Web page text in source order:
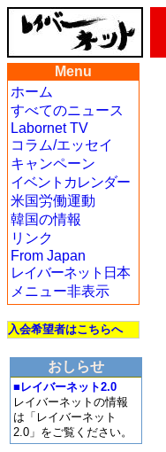
Menu
ホーム
すべてのニュース
Labornet TV
コラム/エッセイ
キャンペーン
イベントカレンダー
米国労働運動
韓国の情報
リンク
From Japan
レイバーネット日本
メニュー非表示
入会希望者はこちらへ
おしらせ
■レイバーネット2.0
レイバーネットの情報
は「レイバーネット
2.0」をご覧ください。